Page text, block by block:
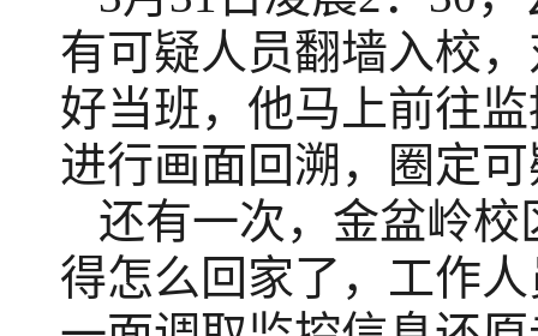
有可疑人员翻墙入校
好当班，他马上前往
进行画面回溯，圈定
还有一次，金盆岭
得怎么回家了，工作